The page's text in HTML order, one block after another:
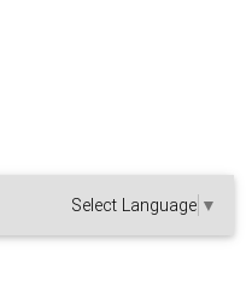
Select Language ▼